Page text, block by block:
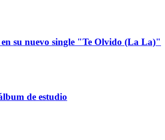
en su nuevo single "Te Olvido (La La)"
de estudio